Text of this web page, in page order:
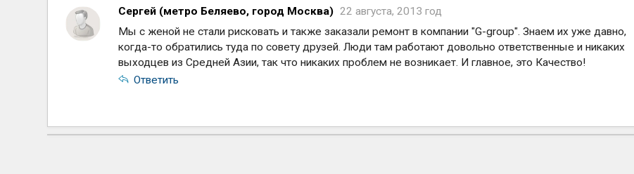
Сергей (метро Беляево, город Москва) 22 августа, 2013 год
Мы с женой не стали рисковать и также заказали ремонт в компании "G-group". Знаем их уже давно,
когда-то обратились туда по совету друзей. Люди там работают довольно ответственные и никаких
выходцев из Средней Азии, так что никаких проблем не возникает. И главное, это Качество!
Ответить